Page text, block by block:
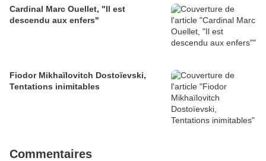
Cardinal Marc Ouellet, "Il est
descendu aux enfers"
Fiodor Mikhaïlovitch Dostoïevski,
Tentations inimitables
Commentaires